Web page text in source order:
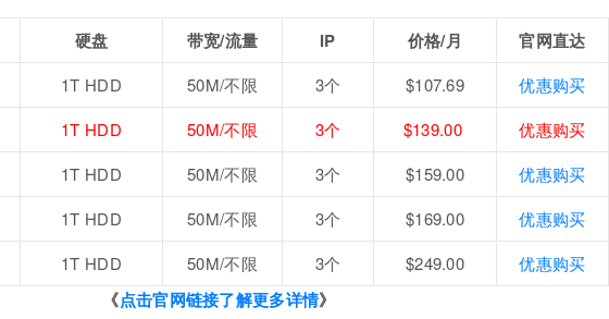
硬盘 带宽/流量 IP 价格/月 官网直达
1T HDD 50M/不限 3个 $107.69
优惠购买
1T HDD 50M/不限 3个 $139.00
优惠购买
1T HDD 50M/不限 3个 $159.00
优惠购买
1T HDD 50M/不限 3个 $169.00
优惠购买
1T HDD 50M/不限 3个 $249.00 优惠购买
《点击官网链接了解更多详情》